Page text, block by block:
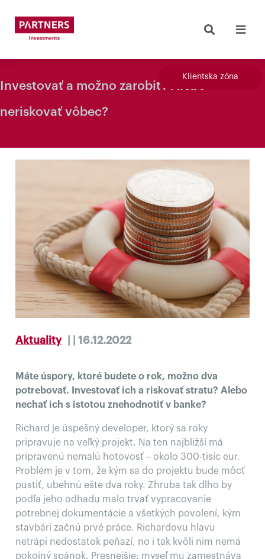
Klientska zóna
Investovať a možno zarobiť? Alebo
neriskovať vôbec?
Aktuality | | 16.12.2022
Máte úspory, ktoré budete o rok, možno dva
potrebovať. Investovať ich a riskovať stratu? Alebo
nechať ich s istotou znehodnotiť v banke?
Richard je úspešný developer, ktorý sa roky
pripravuje na veľký projekt. Na ten najbližší má
pripravenú nemalú hotovosť – okolo 300-tisíc eur.
Problém je v tom, že kým sa do projektu bude môcť
pustiť, ubehnú ešte dva roky. Zhruba tak dlho by
podľa jeho odhadu malo trvať vypracovanie
potrebnej dokumentácie a všetkých povolení, kým
stavbári začnú prvé práce. Richardovu hlavu
netrápi nedostatok peňazí, no i tak kvôli nim nemá
pokojný spánok. Presnejšie: myseľ mu zamestnáva